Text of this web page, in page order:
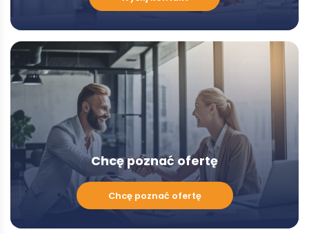
porozmawiać
Doradcą
-
Modal
Chcę poznać ofertę
Chcę
Chcę poznać ofertę